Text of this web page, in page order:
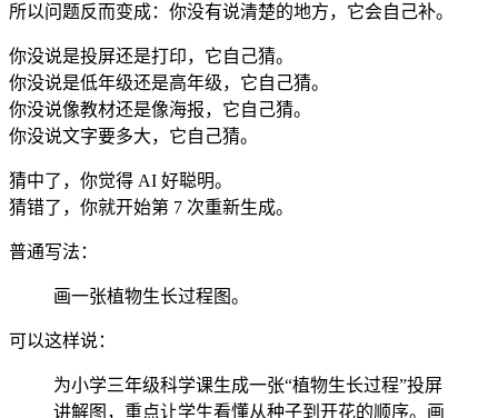
所以问题反而变成：你没有说清楚的地方，它会自己补。
你没说是投屏还是打印，它自己猜。
你没说是低年级还是高年级，它自己猜。
你没说像教材还是像海报，它自己猜。
你没说文字要多大，它自己猜。
猜中了，你觉得 AI 好聪明。
猜错了，你就开始第 7 次重新生成。
普通写法：
画一张植物生长过程图。
可以这样说：
为小学三年级科学课生成一张“植物生长过程”投屏
讲解图，重点让学生看懂从种子到开花的顺序。画